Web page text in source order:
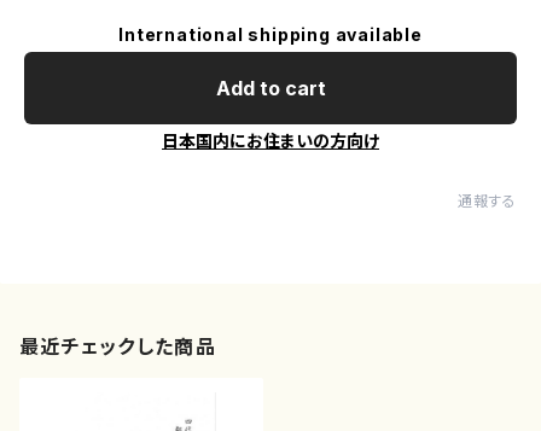
International shipping available
Add to cart
日本国内にお住まいの方向け
通報する
最近チェックした商品